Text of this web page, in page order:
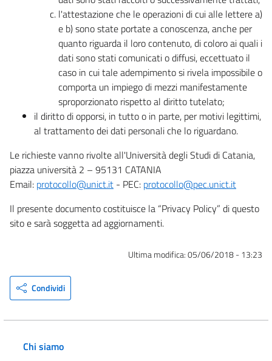
l'attestazione che le operazioni di cui alle lettere a)
e b) sono state portate a conoscenza, anche per
quanto riguarda il loro contenuto, di coloro ai quali i
dati sono stati comunicati o diffusi, eccettuato il
caso in cui tale adempimento si rivela impossibile o
comporta un impiego di mezzi manifestamente
sproporzionato rispetto al diritto tutelato;
il diritto di opporsi, in tutto o in parte, per motivi legittimi,
al trattamento dei dati personali che lo riguardano.
Le richieste vanno rivolte all'Università degli Studi di Catania,
piazza università 2 – 95131 CATANIA
Email: protocollo@unict.it - PEC: protocollo@pec.unict.it
Il presente documento costituisce la “Privacy Policy” di questo
sito e sarà soggetta ad aggiornamenti.
Ultima modifica:05/06/2018 - 13:23
Condividi
Chi siamo